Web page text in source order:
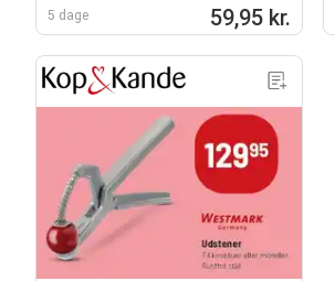
5 dage 59,95 kr.